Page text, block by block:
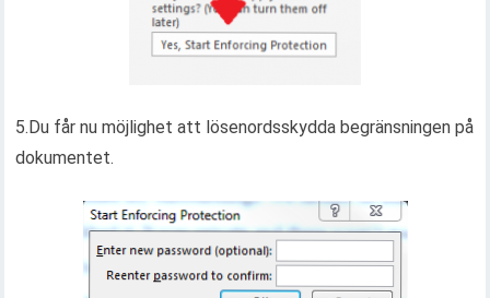
5.Du får nu möjlighet att lösenordsskydda begränsningen på
dokumentet.